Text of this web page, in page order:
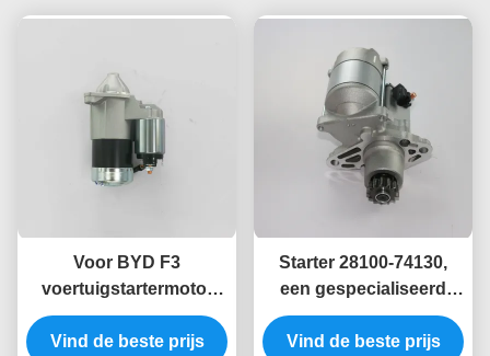
Voor BYD F3
voertuigstartermotor
model 3708950
Vind de beste prijs
Starter 28100-74130,
een gespecialiseerd
startapparaat voor
Toyota motoren"
Vind de beste prijs